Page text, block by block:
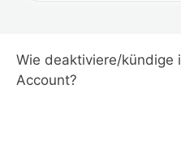
Wie deaktiviere/kündige
Account?